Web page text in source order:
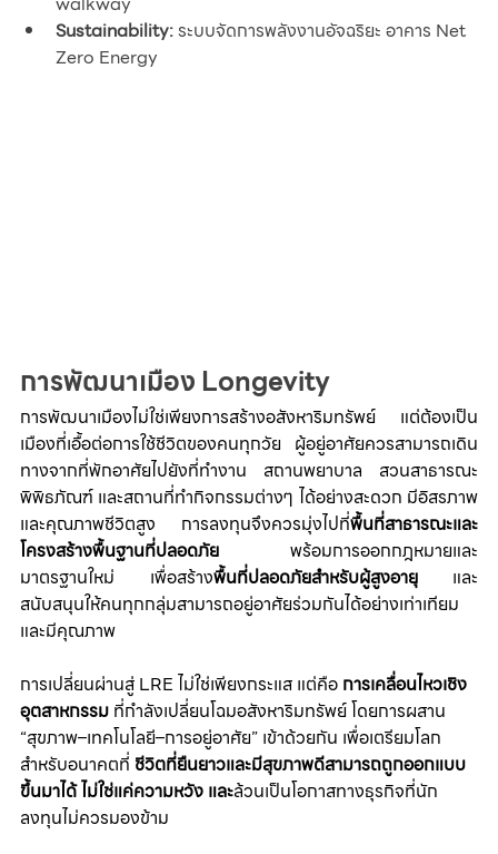
Sustainability: ระบบจัดการพลังงานอัจฉริยะ อาคาร Net
Zero Energy
การพัฒนาเมือง Longevity
การพัฒนาเมืองไม่ใช่เพียงการสร้างอสังหาริมทรัพย์ แต่ต้องเป็น
เมืองที่เอื้อต่อการใช้ชีวิตของคนทุกวัย ผู้อยู่อาศัยควรสามารถเดิน
ทางจากที่พักอาศัยไปยังที่ทำงาน สถานพยาบาล สวนสาธารณะ
พิพิธภัณฑ์ และสถานที่ทำกิจกรรมต่างๆ ได้อย่างสะดวก มีอิสรภาพ
และคุณภาพชีวิตสูง การลงทุนจึงควรมุ่งไปที่พื้นที่สาธารณะและ
โครงสร้างพื้นฐานที่ปลอดภัย พร้อมการออกกฎหมายและ
มาตรฐานใหม่ เพื่อสร้างพื้นที่ปลอดภัยสำหรับผู้สูงอายุ และ
สนับสนุนให้คนทุกกลุ่มสามารถอยู่อาศัยร่วมกันได้อย่างเท่าเทียม
และมีคุณภาพ
การเปลี่ยนผ่านสู่ LRE ไม่ใช่เพียงกระแส แต่คือ การเคลื่อนไหวเชิง
อุตสาหกรรม ที่กำลังเปลี่ยนโฉมอสังหาริมทรัพย์ โดยการผสาน
“สุขภาพ–เทคโนโลยี–การอยู่อาศัย” เข้าด้วยกัน เพื่อเตรียมโลก
สำหรับอนาคตที่ ชีวิตที่ยืนยาวและมีสุขภาพดีสามารถถูกออกแบบ
ขึ้นมาได้ ไม่ใช่แค่ความหวัง และล้วนเป็นโอกาสทางธุรกิจที่นัก
ลงทุนไม่ควรมองข้าม